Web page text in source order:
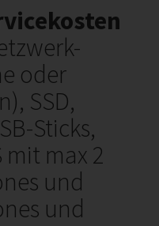
oder
SSD,
Sticks,
mit max 2
und
und